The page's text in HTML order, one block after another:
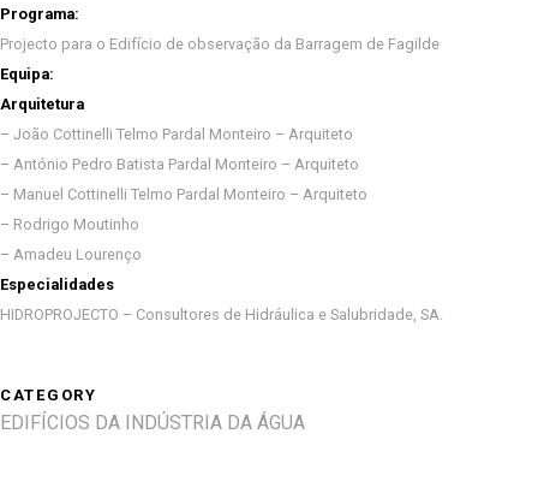
Programa:
Projecto para o Edifício de observação da Barragem de Fagilde
Equipa:
Arquitetura
– João Cottinelli Telmo Pardal Monteiro – Arquiteto
– António Pedro Batista Pardal Monteiro – Arquiteto
– Manuel Cottinelli Telmo Pardal Monteiro – Arquiteto
– Rodrigo Moutinho
– Amadeu Lourenço
Especialidades
HIDROPROJECTO – Consultores de Hidráulica e Salubridade, SA.
CATEGORY
EDIFÍCIOS DA INDÚSTRIA DA ÁGUA